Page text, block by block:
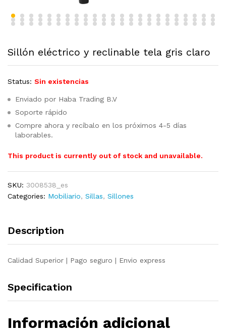
Sillón eléctrico y reclinable tela gris claro
Status: Sin existencias
Enviado por Haba Trading B.V
Soporte rápido
Compre ahora y recíbalo en los próximos 4-5 días
laborables.
This product is currently out of stock and unavailable.
SKU: 3008538_es
Categories: Mobiliario, Sillas, Sillones
Description
Calidad Superior | Pago seguro | Envio express
Specification
Información adicional